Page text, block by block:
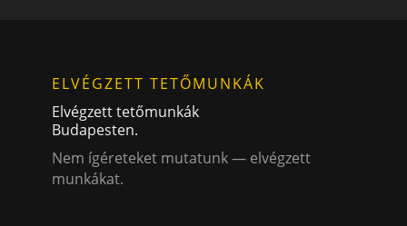
ELVÉGZETT TETŐMUNKÁK
Elvégzett tetőmunkák
Budapesten.
Nem ígéreteket mutatunk — elvégzett
munkákat.